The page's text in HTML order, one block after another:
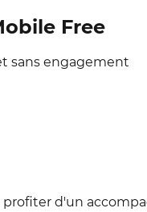
Free
sans engagement
profiter d'un